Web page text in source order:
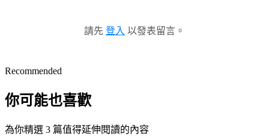
請先 登入 以發表留言。
Recommended
你可能也喜歡
為你精選 3 篇值得延伸閱讀的內容